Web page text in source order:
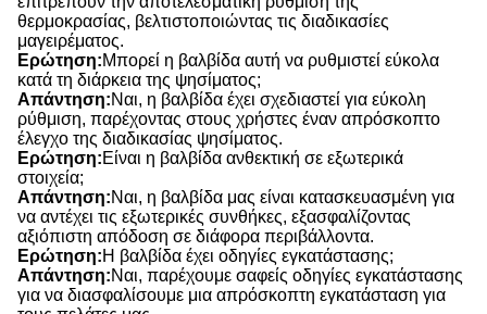
θερμοκρασίας, βελτιστοποιώντας τις διαδικασίες
μαγειρέματος.
Ερώτηση:Μπορεί η βαλβίδα αυτή να ρυθμιστεί εύκολα
κατά τη διάρκεια της ψησίματος;
Απάντηση:Ναι, η βαλβίδα έχει σχεδιαστεί για εύκολη
ρύθμιση, παρέχοντας στους χρήστες έναν απρόσκοπτο
έλεγχο της διαδικασίας ψησίματος.
Ερώτηση:Είναι η βαλβίδα ανθεκτική σε εξωτερικά
στοιχεία;
Απάντηση:Ναι, η βαλβίδα μας είναι κατασκευασμένη για
να αντέχει τις εξωτερικές συνθήκες, εξασφαλίζοντας
αξιόπιστη απόδοση σε διάφορα περιβάλλοντα.
Ερώτηση:Η βαλβίδα έχει οδηγίες εγκατάστασης;
Απάντηση:Ναι, παρέχουμε σαφείς οδηγίες εγκατάστασης
για να διασφαλίσουμε μια απρόσκοπτη εγκατάσταση για